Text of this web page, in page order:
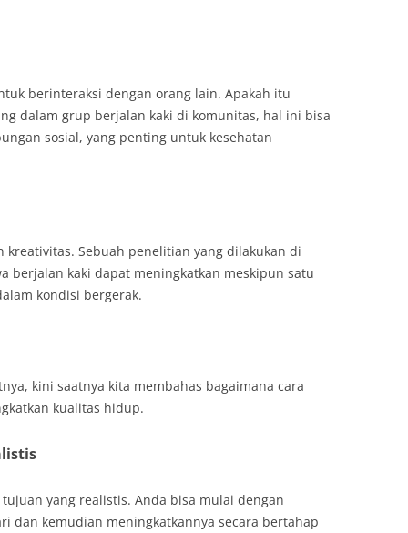
berinteraksi dengan orang lain. Apakah itu
dalam grup berjalan kaki di komunitas, hal ini bisa
sosial, yang penting untuk kesehatan
kreativitas. Sebuah penelitian yang dilakukan di
berjalan kaki dapat meningkatkan meskipun satu
kondisi bergerak.
kini saatnya kita membahas bagaimana cara
kualitas hidup.
yang realistis. Anda bisa mulai dengan
dan kemudian meningkatkannya secara bertahap